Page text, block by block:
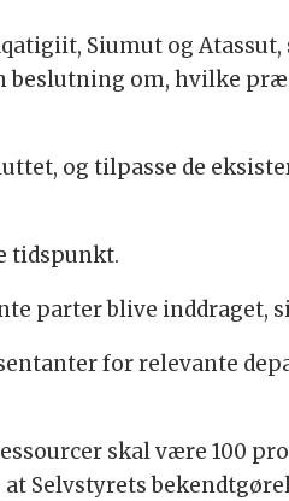
Siumut og Atassut,
beslutning om, hvilke
og tilpasse de
tidspunkt.
parter blive inddraget,
for relevante
skal være 100
Selvstyrets